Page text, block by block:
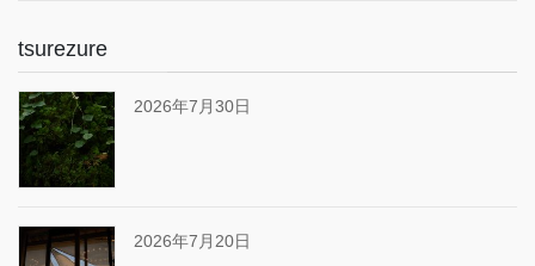
tsurezure
2026年7月30日
2026年7月20日